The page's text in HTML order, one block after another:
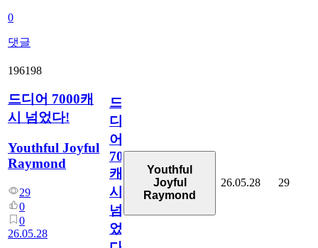
0
댓글
196198
드디어 7000캐
시 넘었다!
Youthful Joyful
Raymond
29
0
0
26.05.28
드
디
어
7000
캐
시
넘
었
Youthful
Joyful
Raymond
26.05.28 29